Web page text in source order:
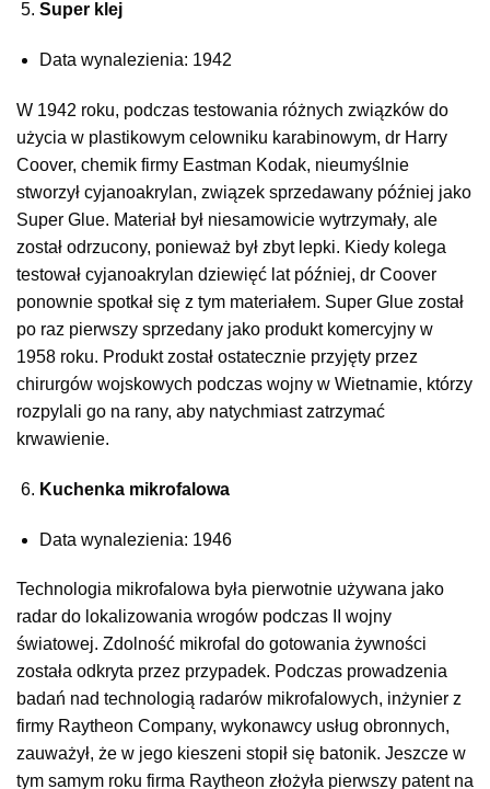
Super klej
Data wynalezienia: 1942
W 1942 roku, podczas testowania różnych związków do
użycia w plastikowym celowniku karabinowym, dr Harry
Coover, chemik firmy Eastman Kodak, nieumyślnie
stworzył cyjanoakrylan, związek sprzedawany później jako
Super Glue. Materiał był niesamowicie wytrzymały, ale
został odrzucony, ponieważ był zbyt lepki. Kiedy kolega
testował cyjanoakrylan dziewięć lat później, dr Coover
ponownie spotkał się z tym materiałem. Super Glue został
po raz pierwszy sprzedany jako produkt komercyjny w
1958 roku. Produkt został ostatecznie przyjęty przez
chirurgów wojskowych podczas wojny w Wietnamie, którzy
rozpylali go na rany, aby natychmiast zatrzymać
krwawienie.
Kuchenka mikrofalowa
Data wynalezienia: 1946
Technologia mikrofalowa była pierwotnie używana jako
radar do lokalizowania wrogów podczas II wojny
światowej. Zdolność mikrofal do gotowania żywności
została odkryta przez przypadek. Podczas prowadzenia
badań nad technologią radarów mikrofalowych, inżynier z
firmy Raytheon Company, wykonawcy usług obronnych,
zauważył, że w jego kieszeni stopił się batonik. Jeszcze w
tym samym roku firma Raytheon złożyła pierwszy patent na